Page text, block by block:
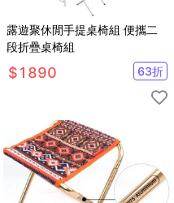
露遊聚休閒手提桌椅組 便攜二
段折疊桌椅組
$1890 63折